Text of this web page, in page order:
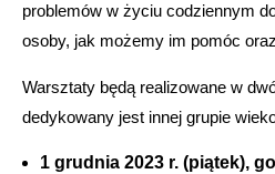
problemów w życiu codziennym
osoby, jak możemy im pomóc
Warsztaty będą realizowane w
dedykowany jest innej grupie
1 grudnia 2023 r. (piątek),